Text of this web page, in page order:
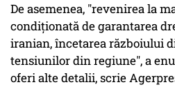
De asemenea, "revenirea la
condiţionată de garantarea
iranian, încetarea războiului
tensiunilor din regiune", a
oferi alte detalii, scrie